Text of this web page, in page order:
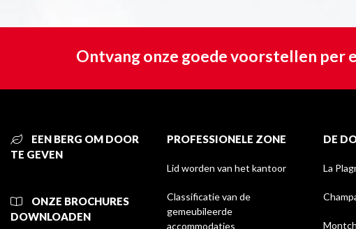
Ontvang onze goede voorstellen per
EEN BERG OM DOOR
TE GEVEN
ONZE BROCHURES
DOWNLOADEN
PROFESSIONELE ZONE
Lid worden van het kantoor
Classificatie van de
gemeubileerde
accommodaties
DE
La